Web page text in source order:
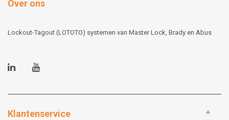
Over ons
Lockout-Tagout (LOTOTO) systemen van Master Lock, Brady en Abus
Klantenservice